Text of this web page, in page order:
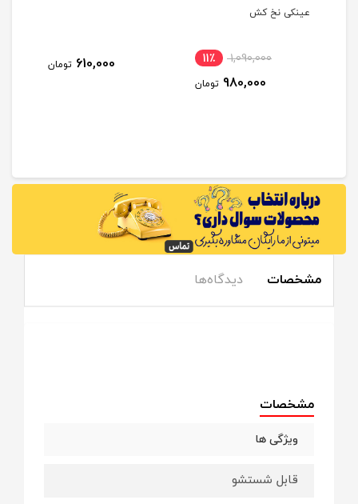
عینکی نخ کش
1,090,000 11٪
980,000 تومان
610,000 تومان
مشخصات دیدگاه‌ها
مشخصات
ویژگی ها
قابل شستشو